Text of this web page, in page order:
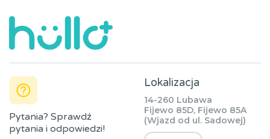
Pytania? Sprawdź
pytania i odpowiedzi!
Lokalizacja
14-260 Lubawa
Fijewo 85D, Fijewo 85A
(Wjazd od ul. Sadowej)